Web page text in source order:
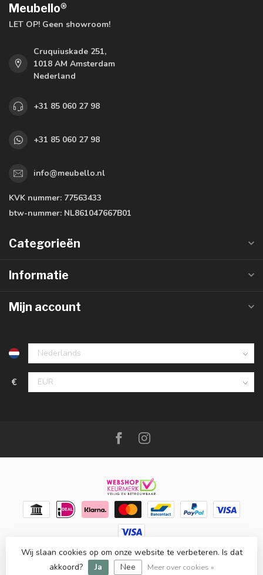
Meubello®
LET OP! Geen showroom!
Cruquiuskade 251,
1018 AM Amsterdam
Nederland
+31 85 060 27 98
+31 85 060 27 98
info@meubello.nl
KVK nummer: 77563433
btw-nummer: NL861047667B01
Categorieën
Informatie
Mijn account
€
© Copyright 2026 Meubello®- Powered byLightspeed -
Lightspeed designby Dyvelopment
Wij slaan cookies op om onze website te verbeteren. Is dat
akkoord?
Ja Nee Meer over cookies »